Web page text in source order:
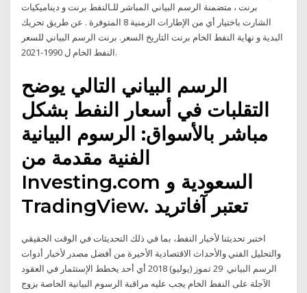
برنت ، متضمنة الرسم البياني المباشر للـالنفط برنت و ديناميكيات
الشارت باختيار أي من الإطارات الزمنية 8 المتوفرة . عن طريق تحريك
البدية و نهاية النفط الخام برنت التاريخ السعر. برنت الرسم البياني للسعر
النفط الخام ل 1990-2021.
الرسم البياني التالي يوضح
التقلبات في أسعار النفط بشكل
مباشر بالأسواق: الرسوم البيانية
الفنية مقدمة من
Investing.com السعودية و
اختبر تحديثنا لأخبار النفط، بما في ذلك التحديثات في الوقت الحقيقي
والتحليل الفني والأحداث الاقتصادية الأخيرة من أفضل مصدر لأخبار أدوات
الرسم البياني 29 تموز (يوليو) 2018 أي أحد يخطط الإستثمار في العقود
الآجلة على النفط الخام يجب عليه مراقبة الرسوم البيانية الخاصة بزوج